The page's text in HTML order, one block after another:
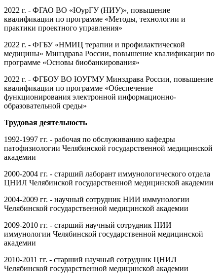
2022 г. - ФГАО ВО «ЮурГУ (НИУ)», повышение
квалификации по программе «Методы, технологии и
практики проектного управления»
2022 г. - ФГБУ «НМИЦ терапии и профилактической
медицины» Минздрава России, повышение квалификации по
программе «Основы биобанкирования»
2022 г. - ФГБОУ ВО ЮУГМУ Минздрава России, повышение
квалификации по программе «Обеспечение
функционирования электронной информационно-
образовательной среды»
Трудовая деятельность
1992-1997 гг. - рабочая по обслуживанию кафедры
патофизиологии Челябинской государственной медицинской
академии
2000-2004 гг. - старший лаборант иммунологического отдела
ЦНИЛ Челябинской государственной медицинской академии
2004-2009 гг. - научный сотрудник НИИ иммунологии
Челябинской государственной медицинской академии
2009-2010 гг. - старший научный сотрудник НИИ
иммунологии Челябинской государственной медицинской
академии
2010-2011 гг. - старший научный сотрудник ЦНИЛ
Челябинской государственной медицинской академии